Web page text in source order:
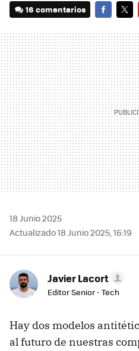
16 comentarios
18 Junio 2025
Actualizado 18 Junio 2025, 16:19
Javier Lacort
Editor Senior - Tech
Hay dos modelos
al futuro de nuestras